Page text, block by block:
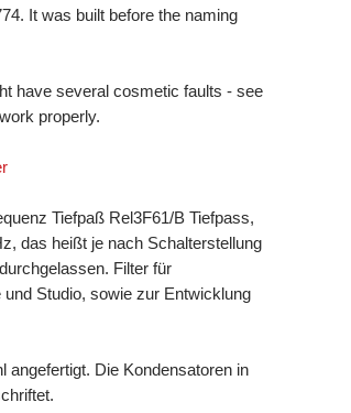
It was built before the naming
have several cosmetic faults - see
properly.
Tiefpaß Rel3F61/B Tiefpass,
das heißt je nach Schalterstellung
Filter für
Studio, sowie zur Entwicklung
angefertigt. Die Kondensatoren in